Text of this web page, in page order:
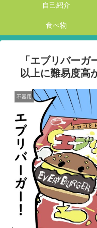
自己紹介
食べ物
「エブリバー
以上に難易度高
不器用